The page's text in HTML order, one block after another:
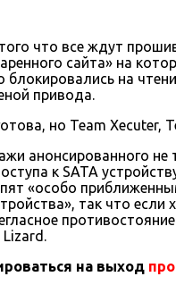
что все ждут
сайта» на
на
привода.
но Team Xecuter,
анонсированного не
к SATA
«особо
так что
на выход